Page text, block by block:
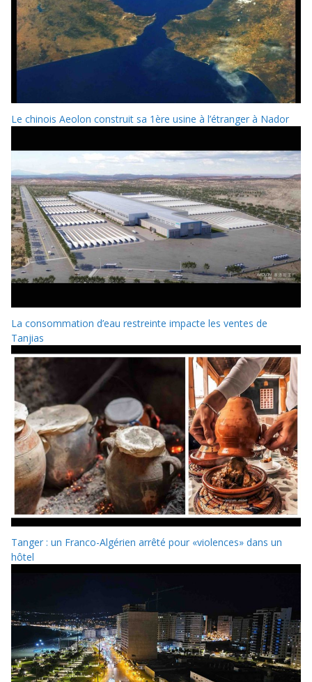
Le chinois Aeolon construit sa 1ère usine à l’étranger à Nador
La consommation d’eau restreinte impacte les ventes de
Tanjias
Tanger : un Franco-Algérien arrêté pour «violences» dans un
hôtel